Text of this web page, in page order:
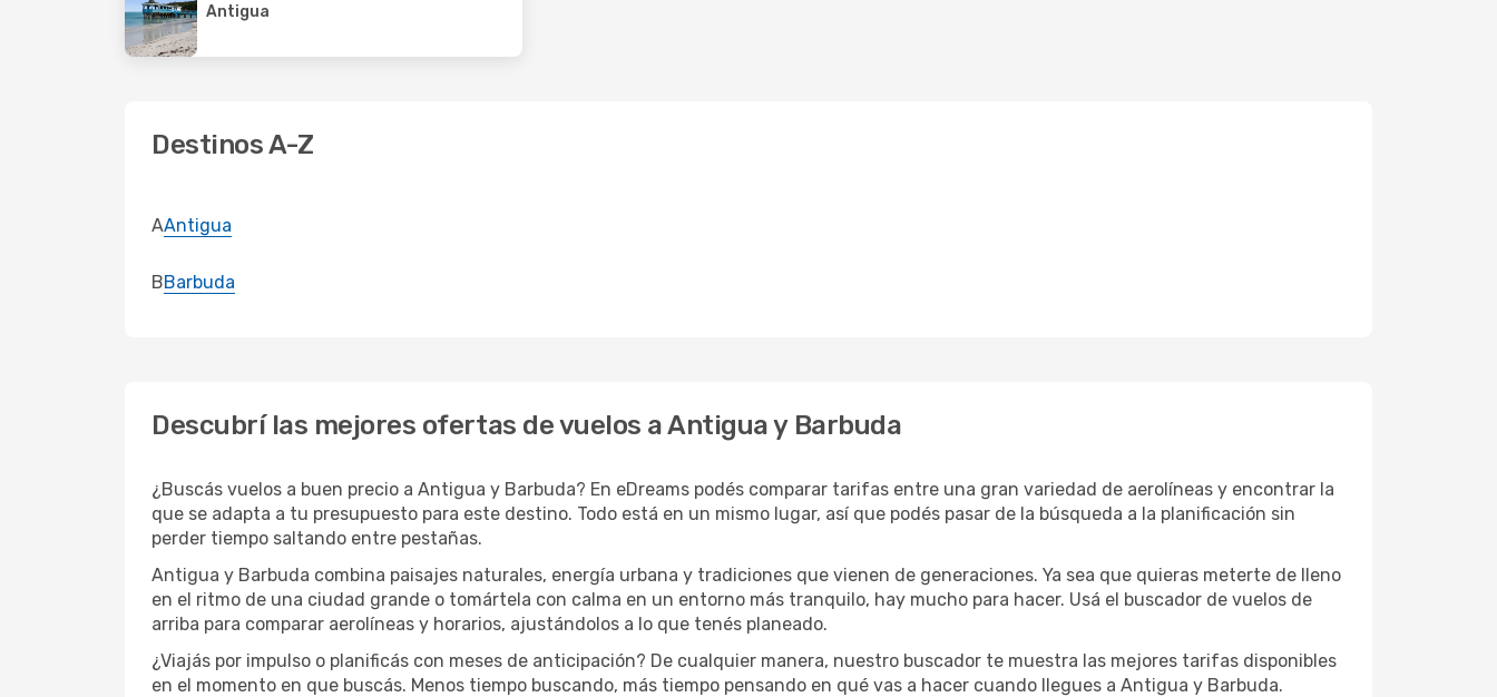
Antigua
Destinos A-Z
AAntigua
BBarbuda
Descubrí las mejores ofertas de vuelos a Antigua y Barbuda
¿Buscás vuelos a buen precio a Antigua y Barbuda? En eDreams podés comparar tarifas entre una gran variedad de aerolíneas y encontrar la
que se adapta a tu presupuesto para este destino. Todo está en un mismo lugar, así que podés pasar de la búsqueda a la planificación sin
perder tiempo saltando entre pestañas.
Antigua y Barbuda combina paisajes naturales, energía urbana y tradiciones que vienen de generaciones. Ya sea que quieras meterte de lleno
en el ritmo de una ciudad grande o tomártela con calma en un entorno más tranquilo, hay mucho para hacer. Usá el buscador de vuelos de
arriba para comparar aerolíneas y horarios, ajustándolos a lo que tenés planeado.
¿Viajás por impulso o planificás con meses de anticipación? De cualquier manera, nuestro buscador te muestra las mejores tarifas disponibles
en el momento en que buscás. Menos tiempo buscando, más tiempo pensando en qué vas a hacer cuando llegues a Antigua y Barbuda.